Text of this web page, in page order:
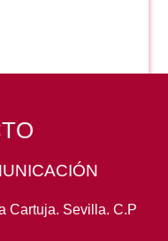
Cartuja. Sevilla. C.P